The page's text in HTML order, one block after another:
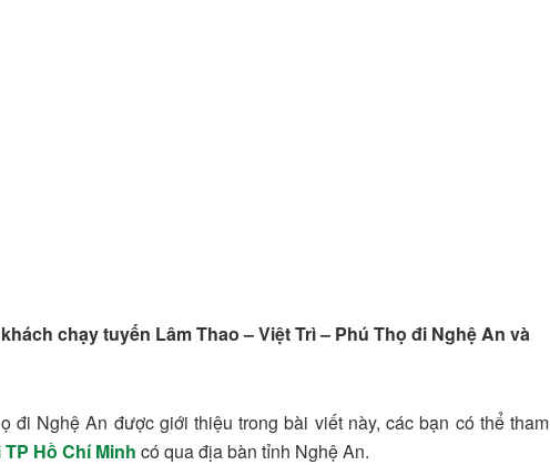
chạy tuyến Lâm Thao – Việt Trì – Phú Thọ đi Nghệ An và
đi Nghệ An được giới thiệu trong bài viết này, các bạn có thể tham
Hồ Chí Minh có qua địa bàn tỉnh Nghệ An.